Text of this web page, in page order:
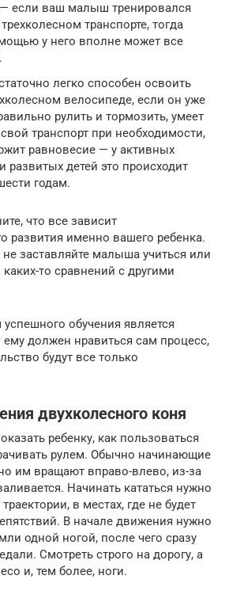
если ваш малыш тренировался
транспорте, тогда
у него вполне может все
легко способен освоить
велосипеде, если он уже
рулить и тормозить, умеет
транспорт при необходимости,
равновесие — у активных
развитых детей это происходит
годам.
что все зависит
развития именно вашего ребенка.
заставляйте малыша учиться или
каких-то сравнений с другими
обучения является
должен нравиться сам процесс,
будут все только
двухколесного коня
ребенку, как пользоваться
рулем. Обычно начинающие
им вращают вправо-влево, из-за
Начинать кататься нужно
в местах, где не будет
В начале движения нужно
одной ногой, после чего сразу
Смотреть строго на дорогу, а
и, тем более, ноги.